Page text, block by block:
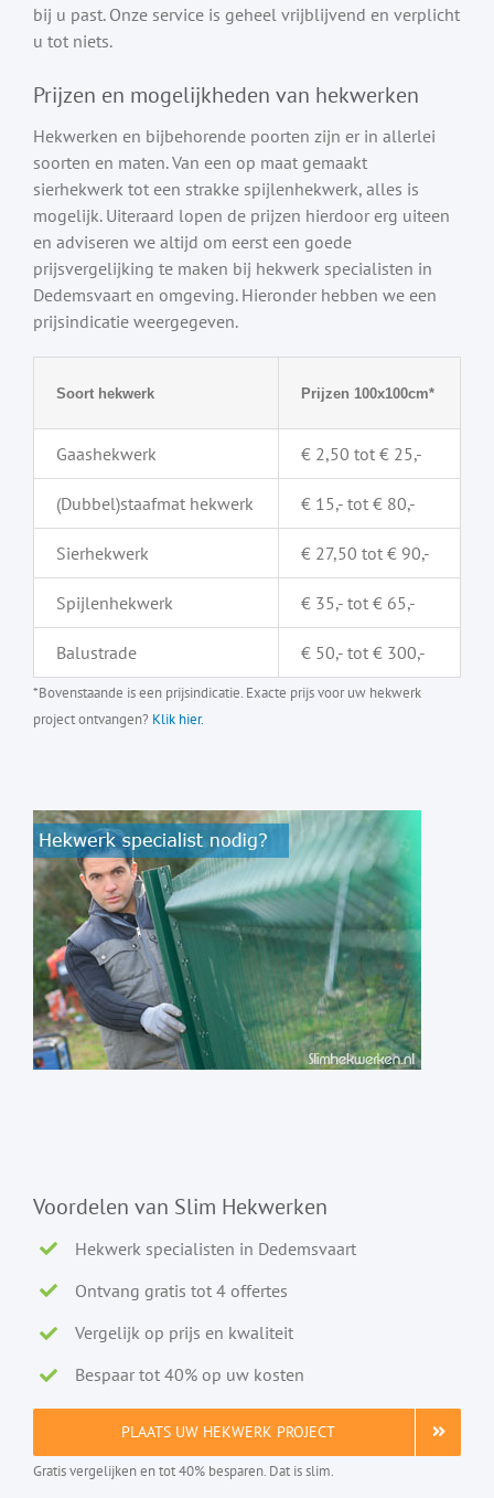
bij u past. Onze service is geheel vrijblijvend en verplicht
u tot niets.
Prijzen en mogelijkheden van hekwerken
Hekwerken en bijbehorende poorten zijn er in allerlei
soorten en maten. Van een op maat gemaakt
sierhekwerk tot een strakke spijlenhekwerk, alles is
mogelijk. Uiteraard lopen de prijzen hierdoor erg uiteen
en adviseren we altijd om eerst een goede
prijsvergelijking te maken bij hekwerk specialisten in
Dedemsvaart en omgeving. Hieronder hebben we een
prijsindicatie weergegeven.
Soort hekwerk Prijzen 100x100cm*
Gaashekwerk € 2,50 tot € 25,-
(Dubbel)staafmat hekwerk € 15,- tot € 80,-
Sierhekwerk € 27,50 tot € 90,-
Spijlenhekwerk € 35,- tot € 65,-
Balustrade € 50,- tot € 300,-
*Bovenstaande is een prijsindicatie. Exacte prijs voor uw hekwerk
project ontvangen? Klik hier.
Voordelen van Slim Hekwerken
Hekwerk specialisten in Dedemsvaart
Ontvang gratis tot 4 offertes
Vergelijk op prijs en kwaliteit
Bespaar tot 40% op uw kosten
PLAATS UW HEKWERK PROJECT
Gratis vergelijken en tot 40% besparen. Dat is slim.